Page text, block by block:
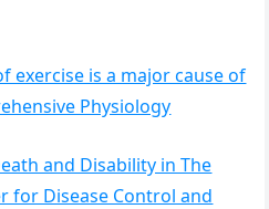
exercise is a major cause of
Physiology
and Disability in The
for Disease Control and